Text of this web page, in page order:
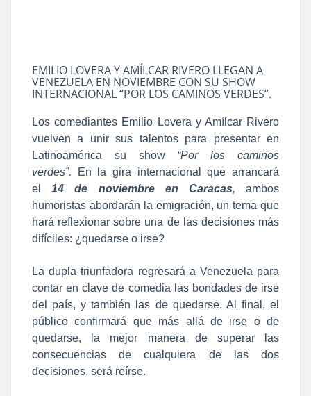
EMILIO LOVERA Y AMÍLCAR RIVERO LLEGAN A
VENEZUELA EN NOVIEMBRE CON SU SHOW
INTERNACIONAL “POR LOS CAMINOS VERDES”.
Los comediantes Emilio Lovera y Amílcar Rivero
vuelven a unir sus talentos para presentar en
Latinoamérica su show “Por los caminos
verdes”. En la gira internacional que arrancará
el14 de noviembre en Caracas, ambos
humoristas abordarán la emigración, un tema que
hará reflexionar sobre una de las decisiones más
difíciles: ¿quedarse o irse?
La dupla triunfadora regresará a Venezuela para
contar en clave de comedia las bondades de irse
del país, y también las de quedarse. Al final, el
público confirmará que más allá de irse o de
quedarse, la mejor manera de superar las
consecuencias de cualquiera de las dos
decisiones, será reírse.